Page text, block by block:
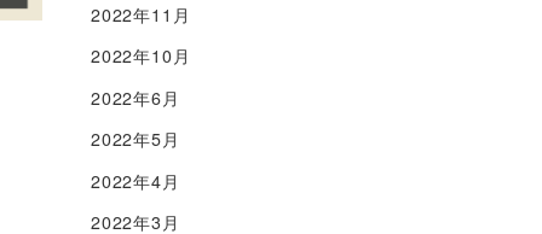
2022年11月
2022年10月
2022年6月
2022年5月
2022年4月
2022年3月